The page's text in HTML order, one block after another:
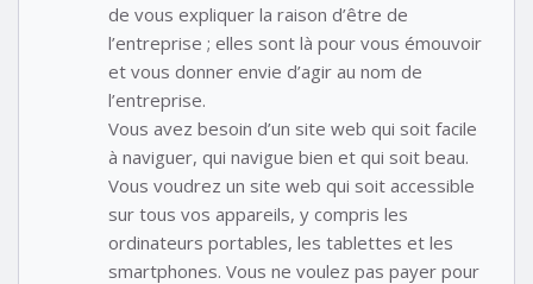
de vous expliquer la raison d’être de
l’entreprise ; elles sont là pour vous émouvoir
et vous donner envie d’agir au nom de
l’entreprise.
Vous avez besoin d’un site web qui soit facile
à naviguer, qui navigue bien et qui soit beau.
Vous voudrez un site web qui soit accessible
sur tous vos appareils, y compris les
ordinateurs portables, les tablettes et les
smartphones. Vous ne voulez pas payer pour